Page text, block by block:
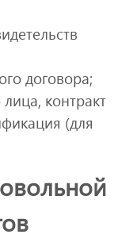
договора;
контракт
(для